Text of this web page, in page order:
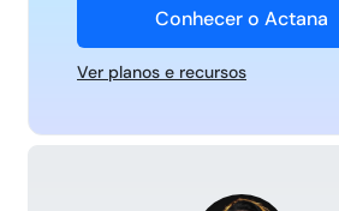
Conhecer o Actana
Ver planos e recursos